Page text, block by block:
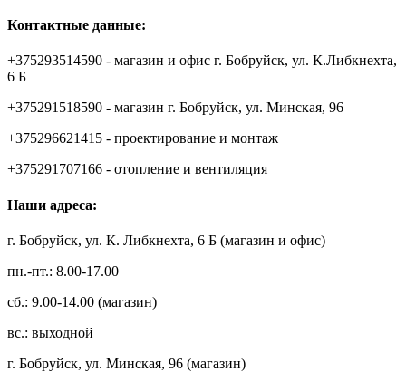
Контактные данные:
+375293514590 - магазин и офис г. Бобруйск, ул. К.Либкнехта,
6 Б
+375291518590 - магазин г. Бобруйск, ул. Минская, 96
+375296621415 - проектирование и монтаж
+375291707166 - отопление и вентиляция
Наши адреса:
г. Бобруйск, ул. К. Либкнехта, 6 Б (магазин и офис)
пн.-пт.: 8.00-17.00
сб.: 9.00-14.00 (магазин)
вс.: выходной
г. Бобруйск, ул. Минская, 96 (магазин)